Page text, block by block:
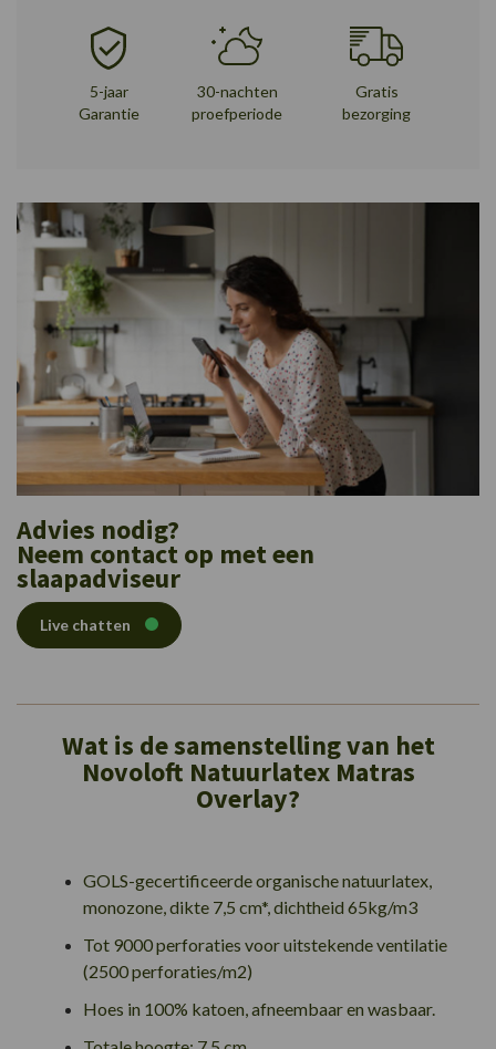
5-jaar
Garantie
30-nachten
proefperiode
Gratis
bezorging
Advies nodig?
Neem contact op met een
slaapadviseur
Live chatten
Wat is de samenstelling van het
Novoloft Natuurlatex Matras
Overlay?
GOLS-gecertificeerde organische natuurlatex,
monozone, dikte 7,5 cm*, dichtheid 65kg/m3
Tot 9000 perforaties voor uitstekende ventilatie
(2500 perforaties/m2)
Hoes in 100% katoen, afneembaar en wasbaar.